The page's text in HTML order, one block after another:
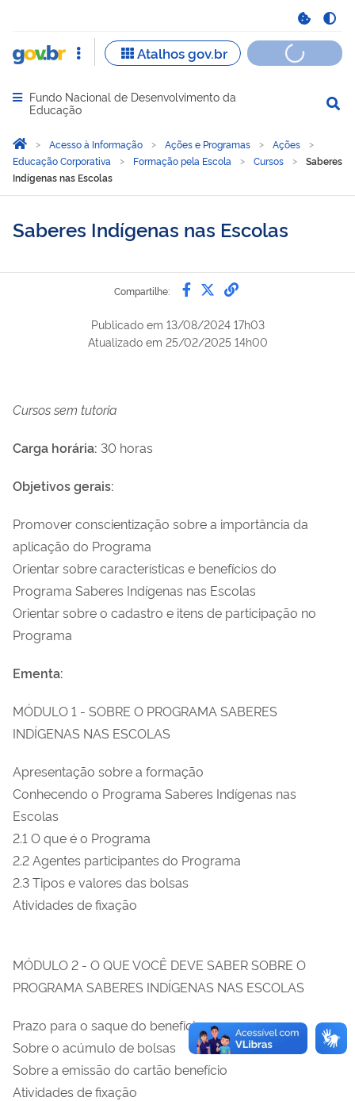
Abrir menu principal de navegação
Fundo Nacional de Desenvolvimento da
Educação
Você está aqui:
Página Inicial
Acesso à Informação Ações e Programas
Ações
Educação Corporativa
Formação pela Escola Cursos
Saberes
Indígenas nas Escolas
Saberes Indígenas nas Escolas
Compartilhe: Compartilhe por
Compartilhe por
link para Copiar
Publicado em 13/08/2024 17h03
Atualizado em 25/02/2025 14h00
Cursos sem tutoria
Carga horária: 30 horas
Objetivos gerais:
Promover conscientização sobre a importância da
aplicação do Programa
Orientar sobre características e benefícios do
Programa Saberes Indígenas nas Escolas
Orientar sobre o cadastro e itens de participação no
Programa
Ementa:
MÓDULO 1 - SOBRE O PROGRAMA SABERES
INDÍGENAS NAS ESCOLAS
Apresentação sobre a formação
Conhecendo o Programa Saberes Indígenas nas
Escolas
2.1 O que é o Programa
2.2 Agentes participantes do Programa
2.3 Tipos e valores das bolsas
Atividades de fixação
MÓDULO 2 - O QUE VOCÊ DEVE SABER SOBRE O
PROGRAMA SABERES INDÍGENAS NAS ESCOLAS
Prazo para o saque do benefício
Sobre o acúmulo de bolsas
Sobre a emissão do cartão benefício
Atividades de fixação